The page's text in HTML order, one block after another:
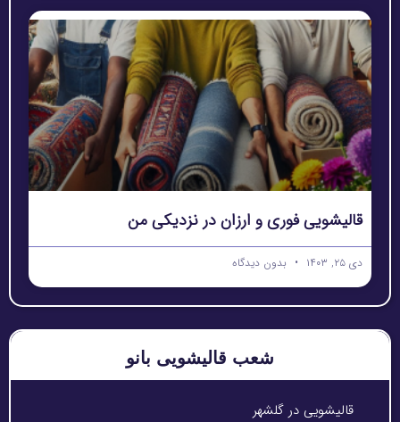
قالیشویی فوری و ارزان در نزدیکی من
دی ۲۵, ۱۴۰۳ بدون دیدگاه
شعب قالیشویی بانو
قالیشویی در گلشهر